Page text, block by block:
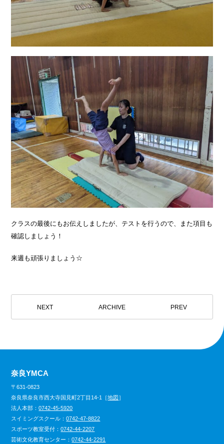
クラスの最後にもお伝えしましたが、テストを行うので、また項目も
確認しましょう！
来週も頑張りましょう☆
NEXT ARCHIVE PREV
奈良YMCA
〒631-0823
奈良県奈良市西大寺国見町2丁目14-1［地図］
法人本部：0742-45-5920
スイミングスクール：0742-47-8822
スポーツ教室受付：0742-44-2207
芸術文化教育センター：0742-44-2291